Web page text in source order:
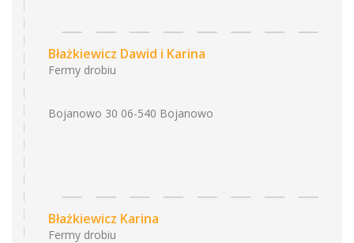
Błażkiewicz Dawid i Karina
Fermy drobiu
Bojanowo 30 06-540 Bojanowo
Błażkiewicz Karina
Fermy drobiu